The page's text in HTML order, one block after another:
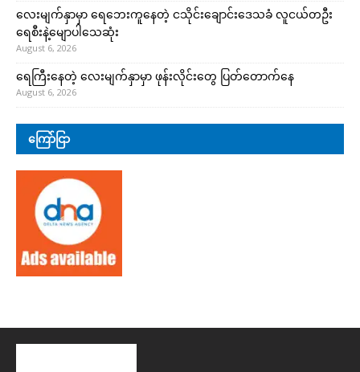
လေးမျက်နှာမှာ ရေဘေးကူနေတဲ့ ငသိုင်းချောင်းဒေသခံ လူငယ်တဦး
ရေစီးနဲ့မျောပါသေဆုံး
August 6, 2026
ရေကြီးနေတဲ့ လေးမျက်နှာမှာ ဖုန်းလိုင်းတွေ ပြတ်တောက်နေ
August 6, 2026
ကြော်ငြာ